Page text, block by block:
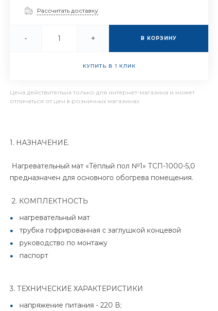
Рассчитать доставку
- + В КОРЗИНУ
КУПИТЬ В 1 КЛИК
Цена действительна только для интернет-магазина и может
отличаться от цен в розничных магазинах
1. НАЗНАЧЕНИЕ.
Нагревательный мат «Тёплый пол №1» ТСП-1000-5,0
предназначен для основного обогрева помещения.
2. КОМПЛЕКТНОСТЬ
нагревательный мат
трубка гофрированная с заглушкой концевой
руководство по монтажу
паспорт
3. ТЕХНИЧЕСКИЕ ХАРАКТЕРИСТИКИ
напряжение питания - 220 В;